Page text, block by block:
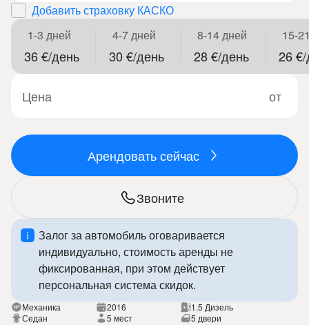
Добавить страховку КАСКО
1-3 дней
36 €/день
4-7 дней
30 €/день
8-14 дней
28 €/день
15-
26
Цена от
Звоните
Арендовать сейчас
Залог за автомобиль оговаривается
индивидуально, стоимость аренды не
фиксированная, при этом действует
персональная система скидок.
Механика 2016
1.5 Дизель
Седан
5 мест 5 двери